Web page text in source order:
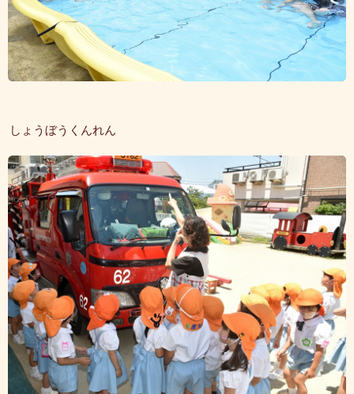
しょうぼうくんれん